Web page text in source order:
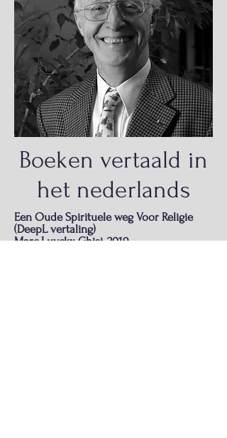
Boeken vertaald in
het nederlands
Een Oude Spirituele weg Voor Religie
(DeepL vertaling)
Marc Luyckx Ghisi, 2019